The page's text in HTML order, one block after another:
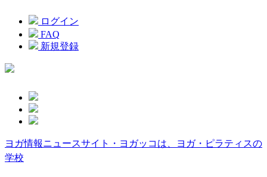
ログイン
FAQ
新規登録
ヨガ情報ニュースサイト・ヨガッコは、ヨガ・ピラティスの
学校